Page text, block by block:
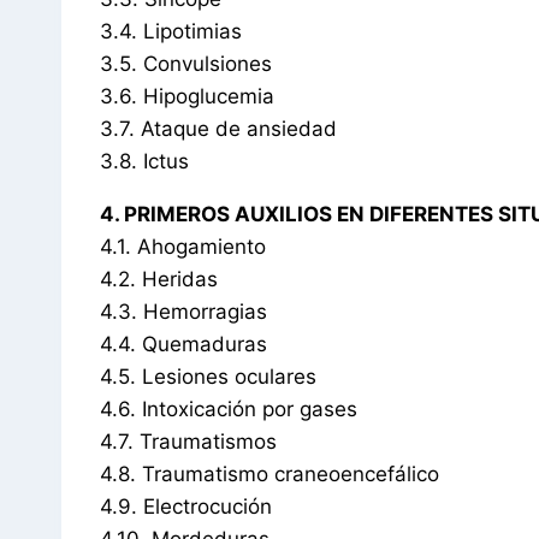
3.4. Lipotimias
3.5. Convulsiones
3.6. Hipoglucemia
3.7. Ataque de ansiedad
3.8. Ictus
4. PRIMEROS AUXILIOS EN DIFERENTES
4.1. Ahogamiento
4.2. Heridas
4.3. Hemorragias
4.4. Quemaduras
4.5. Lesiones oculares
4.6. Intoxicación por gases
4.7. Traumatismos
4.8. Traumatismo craneoencefálico
4.9. Electrocución